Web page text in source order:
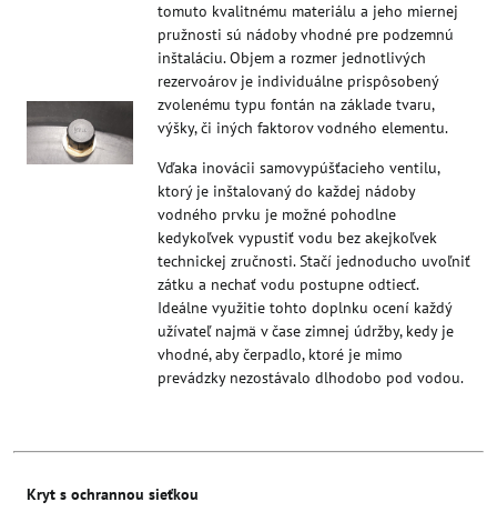
tomuto kvalitnému materiálu a jeho miernej
pružnosti sú nádoby vhodné pre podzemnú
inštaláciu. Objem a rozmer jednotlivých
rezervoárov je individuálne prispôsobený
zvolenému typu fontán na základe tvaru,
výšky, či iných faktorov vodného elementu.
Vďaka inovácii samovypúšťacieho ventilu,
ktorý je inštalovaný do každej nádoby
vodného prvku je možné pohodlne
kedykoľvek vypustiť vodu bez akejkoľvek
technickej zručnosti. Stačí jednoducho uvoľniť
zátku a nechať vodu postupne odtiecť.
Ideálne využitie tohto doplnku ocení každý
užívateľ najmä v čase zimnej údržby, kedy je
vhodné, aby čerpadlo, ktoré je mimo
prevádzky nezostávalo dlhodobo pod vodou.
Kryt s ochrannou sieťkou